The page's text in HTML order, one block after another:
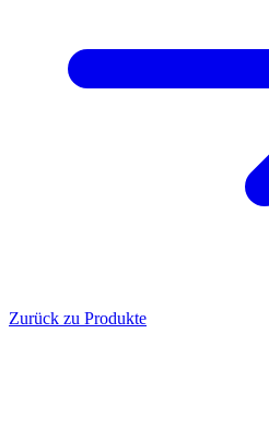
Zurück zu Produkte